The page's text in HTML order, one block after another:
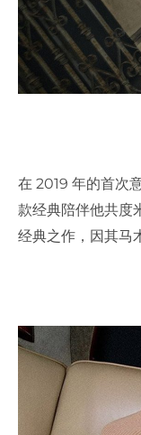
在 2019 年的首次
款经典陪伴他共度
经典之作，因其马